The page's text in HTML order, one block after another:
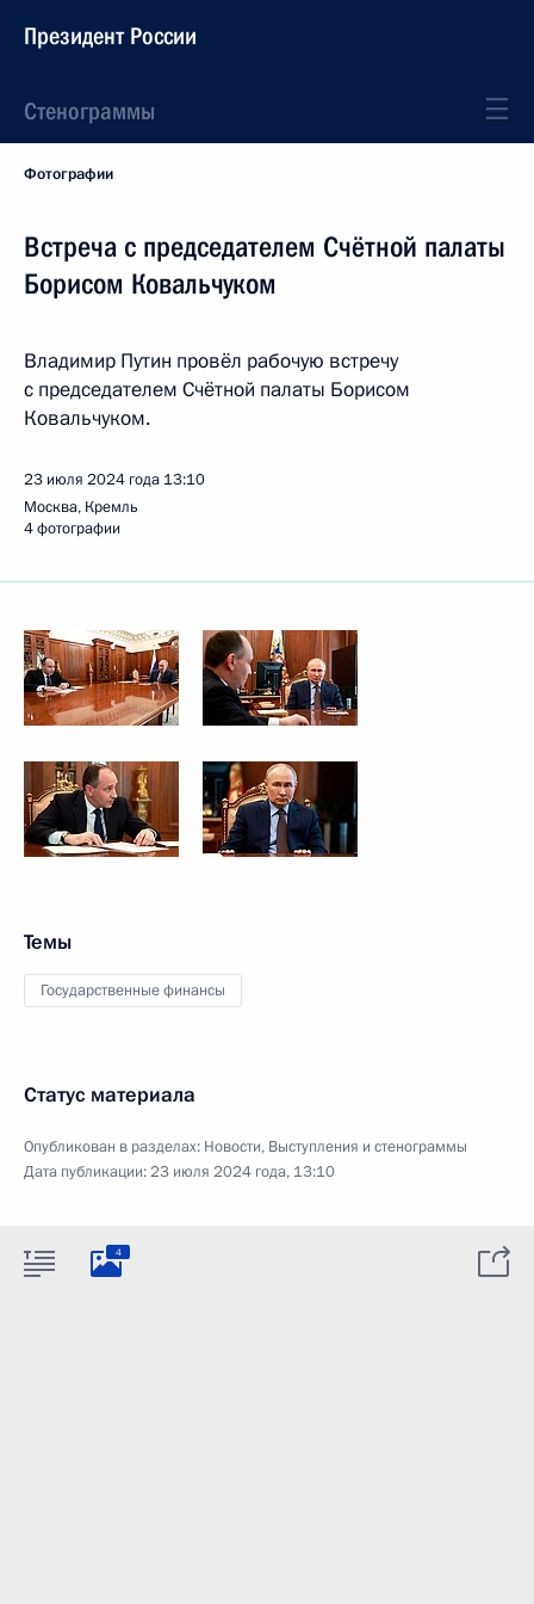
Президент России
Стенограммы
Фотографии
Встреча с председателем Счётной палаты
Борисом Ковальчуком
Владимир Путин провёл рабочую встречу
с председателем Счётной палаты Борисом
Ковальчуком.
23 июля 2024 года 13:10
Москва, Кремль
4 фотографии
Темы
Государственные финансы
Статус материала
Опубликован в разделах: Новости, Выступления и стенограммы
Дата публикации:23 июля 2024 года, 13:10
4